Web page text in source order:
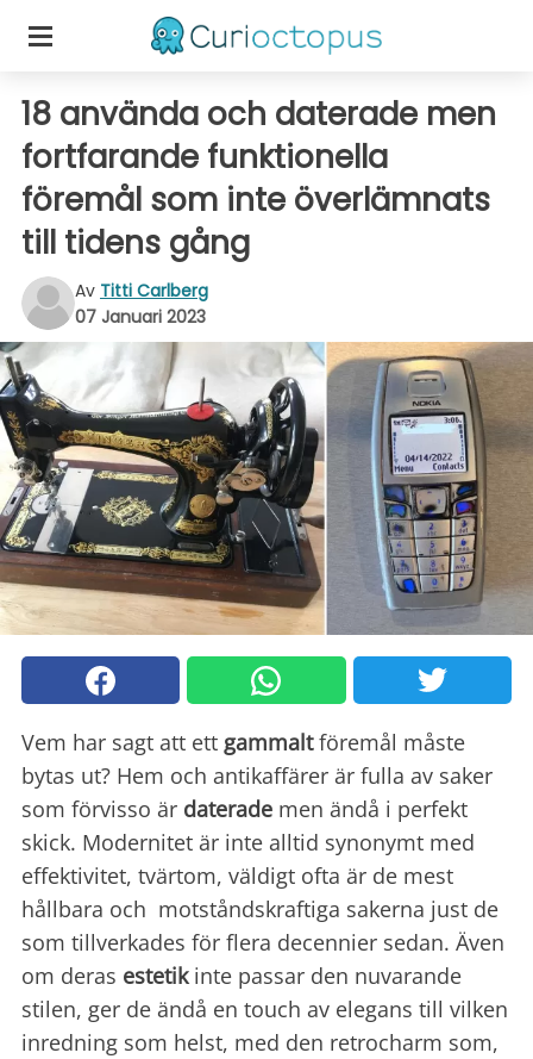
18 använda och daterade men
fortfarande funktionella
föremål som inte överlämnats
till tidens gång
Av Titti Carlberg
07 Januari 2023
Vem har sagt att ett gammaltföremål måste
bytas ut? Hem och antikaffärer är fulla av saker
som förvisso är daterade men ändå i perfekt
skick. Modernitet är inte alltid synonymt med
effektivitet, tvärtom, väldigt ofta är de mest
hållbara och motståndskraftiga sakerna just de
som tillverkades för flera decennier sedan. Även
om deras estetikinte passar den nuvarande
stilen, ger de ändå en touch av elegans till vilken
inredning som helst, med den retrocharm som,